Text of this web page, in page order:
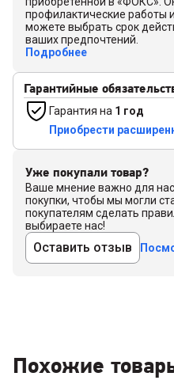
профилактические работы
можете выбрать срок
ваших предпочтений.
Подробнее
Гарантийные
Гарантия на 1 год
Приобрести
Уже покупали товар?
Ваше мнение важно для
покупки, чтобы мы могли
покупателям сделать
выбираете нас!
Оставить отзыв
Похожие